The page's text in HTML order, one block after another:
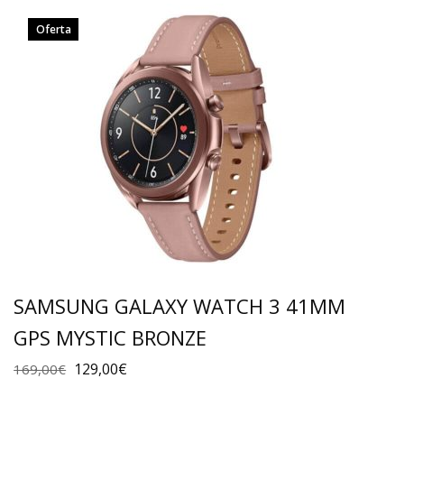
Oferta
SAMSUNG GALAXY WATCH 3 41MM
GPS MYSTIC BRONZE
169,00€ 129,00€